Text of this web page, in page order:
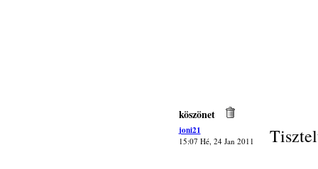
köszönet
joni21
15:07 Hé, 24 Jan 2011